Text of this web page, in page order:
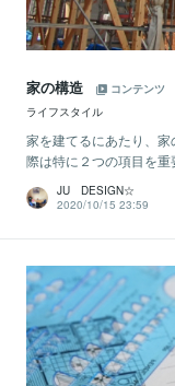
家の構造
コンテンツ
ライフスタイル
家を建てるにあたり、
際は特に２つの項目を
JU DESIGN☆
2020/10/15 23:59